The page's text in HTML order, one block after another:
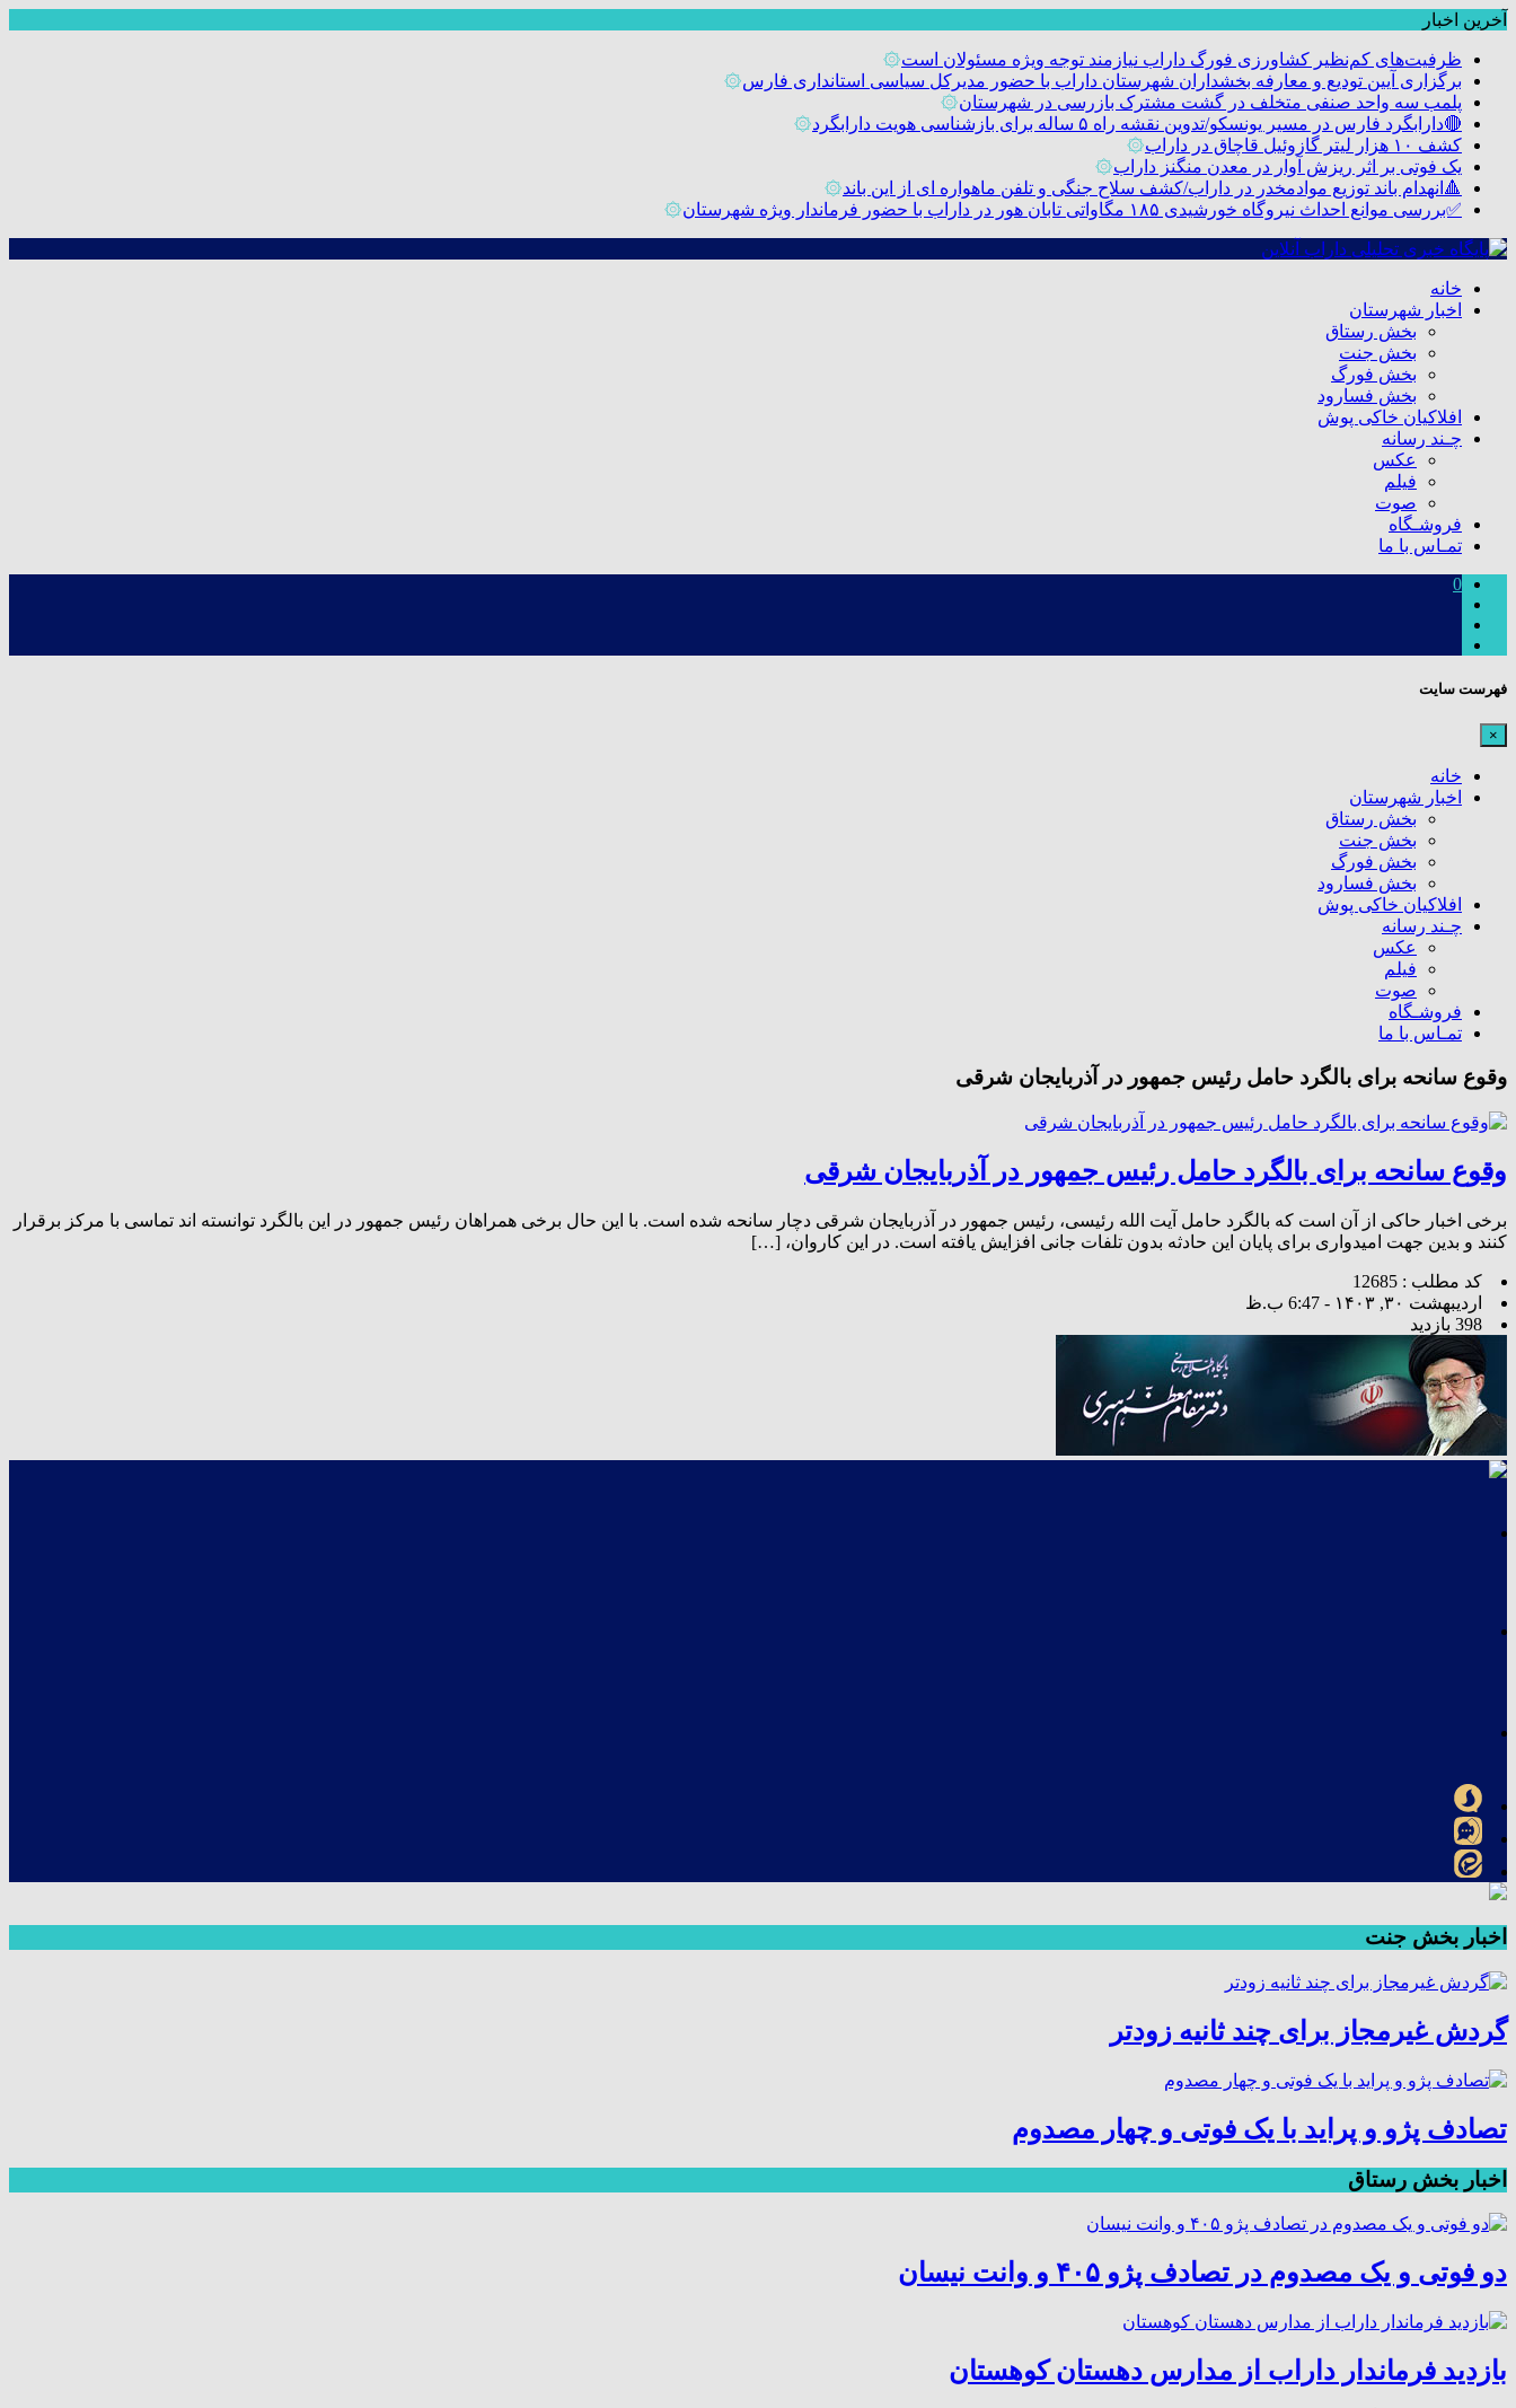
آخرین اخبار
ظرفیت‌های کم‌نظیر کشاورزی فورگ داراب نیازمند توجه ویژه مسئولان است۞
برگزاری آیین تودیع و معارفه بخشداران شهرستان داراب با حضور مدیرکل سیاسی استانداری فارس۞
پلمب سه واحد صنفی متخلف در گشت مشترک بازرسی در شهرستان۞
🔴دارابگرد فارس در مسیر یونسکو/تدوین نقشه راه ۵ ساله برای بازشناسی هویت دارابگرد
۞
کشف ۱۰ هزار لیتر گازوئیل قاچاق در داراب
۞
یک فوتی بر اثر ریزش آوار در معدن منگنز داراب۞
🔺انهدام باند توزیع موادمخدر در داراب/کشف سلاح جنگی و تلفن ماهواره ای از این باند۞
✅بررسی موانع احداث نیروگاه خورشیدی ۱۸۵ مگاواتی تابان هور در داراب با حضور فرماندار ویژه شهرستان
۞
خانه
اخبار شهرستان
بخش رستاق
بخش جنت
بخش فورگ
بخش فسارود
افلاکیان خاکی پوش
چـند رسانه
عکس
فیلم
صوت
فروشـگاه
تمـاس با ما
0
فهرست سایت
×
خانه
اخبار شهرستان
بخش رستاق
بخش جنت
بخش فورگ
بخش فسارود
افلاکیان خاکی پوش
چـند رسانه
عکس
فیلم
صوت
فروشـگاه
تمـاس با ما
وقوع سانحه برای بالگرد حامل رئیس جمهور در آذربایجان شرقی
وقوع سانحه برای بالگرد حامل رئیس جمهور در آذربایجان شرقی
برخی اخبار حاکی از آن است که بالگرد حامل آیت الله رئیسی، رئیس جمهور در آذربایجان شرقی دچار سانحه شده است. با این حال برخی همراهان رئیس جمهور در این بالگرد توانسته اند تماسی با مرکز برقرار
کنند و بدین جهت امیدواری برای پایان این حادثه بدون تلفات جانی افزایش یافته است. در این کاروان، […]
کد مطلب : 12685
اردیبهشت ۳۰, ۱۴۰۳ - 6:47 ب.ظ
398 بازدید
اخبار بخش جنت
گردش غیرمجاز برای چند ثانیه زودتر
تصادف پژو و پراید با یک فوتی و چهار مصدوم
اخبار بخش رستاق
دو فوتی و یک مصدوم در تصادف پژو ۴۰۵ و وانت نیسان
بازدید فرماندار داراب از مدارس دهستان کوهستان